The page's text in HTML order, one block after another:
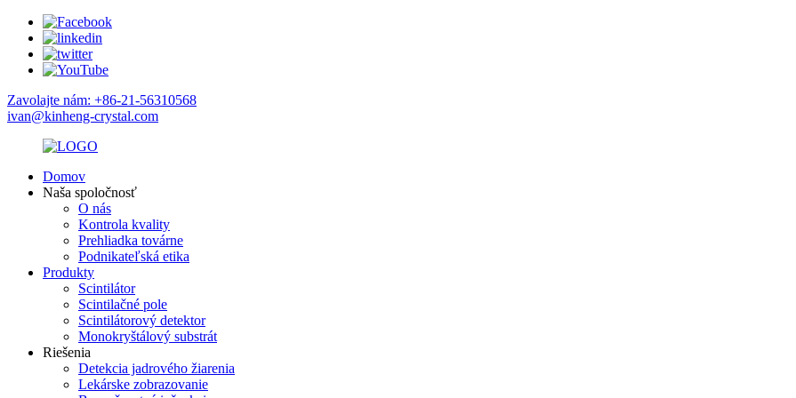
Zavolajte nám: +86-21-56310568
ivan@kinheng-crystal.com
Domov
Naša spoločnosť
O nás
Kontrola kvality
Prehliadka továrne
Podnikateľská etika
Produkty
Scintilátor
Scintilačné pole
Scintilátorový detektor
Monokryštálový substrát
Riešenia
Detekcia jadrového žiarenia
Lekárske zobrazovanie